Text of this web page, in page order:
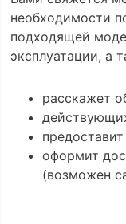
необходимости
подходящей
эксплуатации, а
расскажет
оформит
(возможен